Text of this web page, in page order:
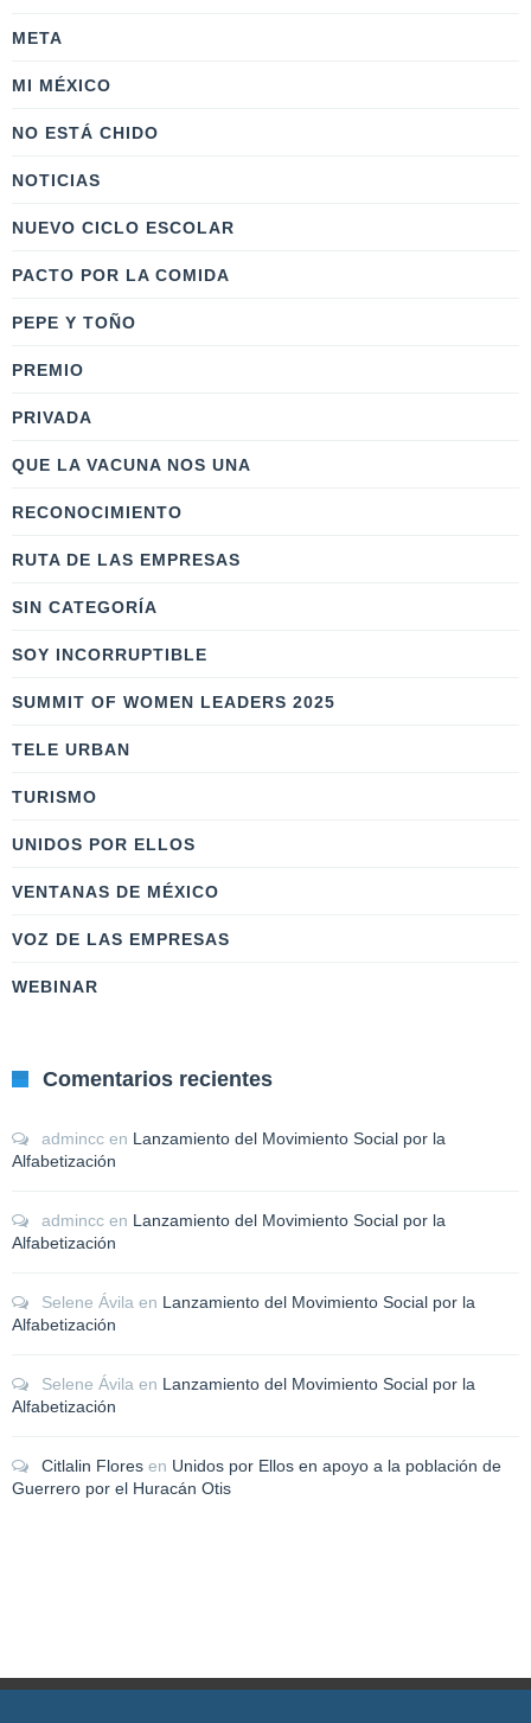
META
MI MÉXICO
NO ESTÁ CHIDO
NOTICIAS
NUEVO CICLO ESCOLAR
PACTO POR LA COMIDA
PEPE Y TOÑO
PREMIO
PRIVADA
QUE LA VACUNA NOS UNA
RECONOCIMIENTO
RUTA DE LAS EMPRESAS
SIN CATEGORÍA
SOY INCORRUPTIBLE
SUMMIT OF WOMEN LEADERS 2025
TELE URBAN
TURISMO
UNIDOS POR ELLOS
VENTANAS DE MÉXICO
VOZ DE LAS EMPRESAS
WEBINAR
Comentarios recientes
admincc en Lanzamiento del Movimiento Social por la
Alfabetización
admincc en Lanzamiento del Movimiento Social por la
Alfabetización
Selene Ávila en Lanzamiento del Movimiento Social por la
Alfabetización
Selene Ávila en Lanzamiento del Movimiento Social por la
Alfabetización
Citlalin Flores en Unidos por Ellos en apoyo a la población de
Guerrero por el Huracán Otis